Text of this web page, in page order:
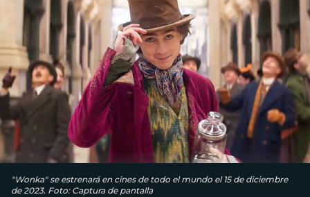
"Wonka" se estrenará en cines de todo el mundo el 15 de diciembre
de 2023. Foto: Captura de pantalla